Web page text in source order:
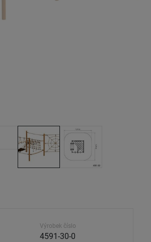
Výrobek číslo
4591-30-0